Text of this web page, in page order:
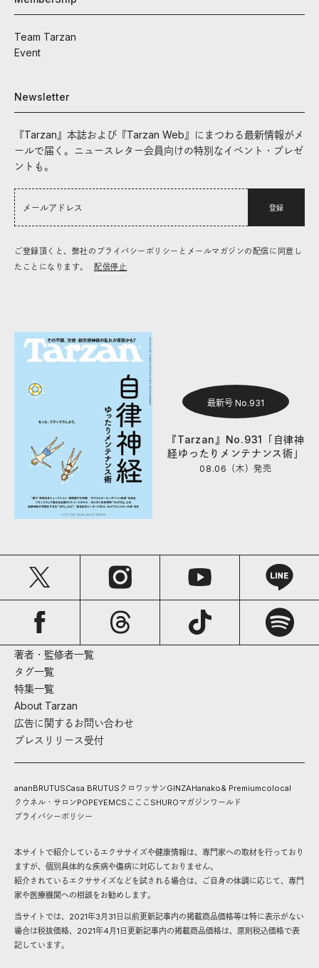
Team Tarzan
Event
Newsletter
『Tarzan』本誌および『Tarzan Web』にまつわる最新情報がメ
ールで届く。ニュースレター会員向けの特別なイベント・プレゼ
ントも。
登録
ご登録頂くと、弊社のプライバシーポリシーとメールマガジンの配信に同意し
たことになります。
配信停止
最新号 No.931
『Tarzan』No.931「自律神
経ゆったりメンテナンス術」
08.06（木）発売
著者・監修者一覧
タグ一覧
特集一覧
About Tarzan
広告に関するお問い合わせ
プレスリリース受付
ananBRUTUSCasa BRUTUS クロワッサンGINZAHanako& Premiumcolocal
クウネル・サロンPOPEYEMCS こここ SHUROマガジンワールド
プライバシーポリシー
本サイトで紹介しているエクササイズや健康情報は、専門家への取材を行っており
ますが、個別具体的な疾病や傷病に対応しておりません。
紹介されているエクササイズなどを試される場合は、ご自身の体調に応じて、専門
家や医療機関への相談をお勧めします。
当サイトでは、2021年3月31日以前更新記事内の掲載商品価格等は特に表示がない
場合は税抜価格、2021年4月1日更新記事内の掲載商品価格は、原則税込価格で表
記しています。